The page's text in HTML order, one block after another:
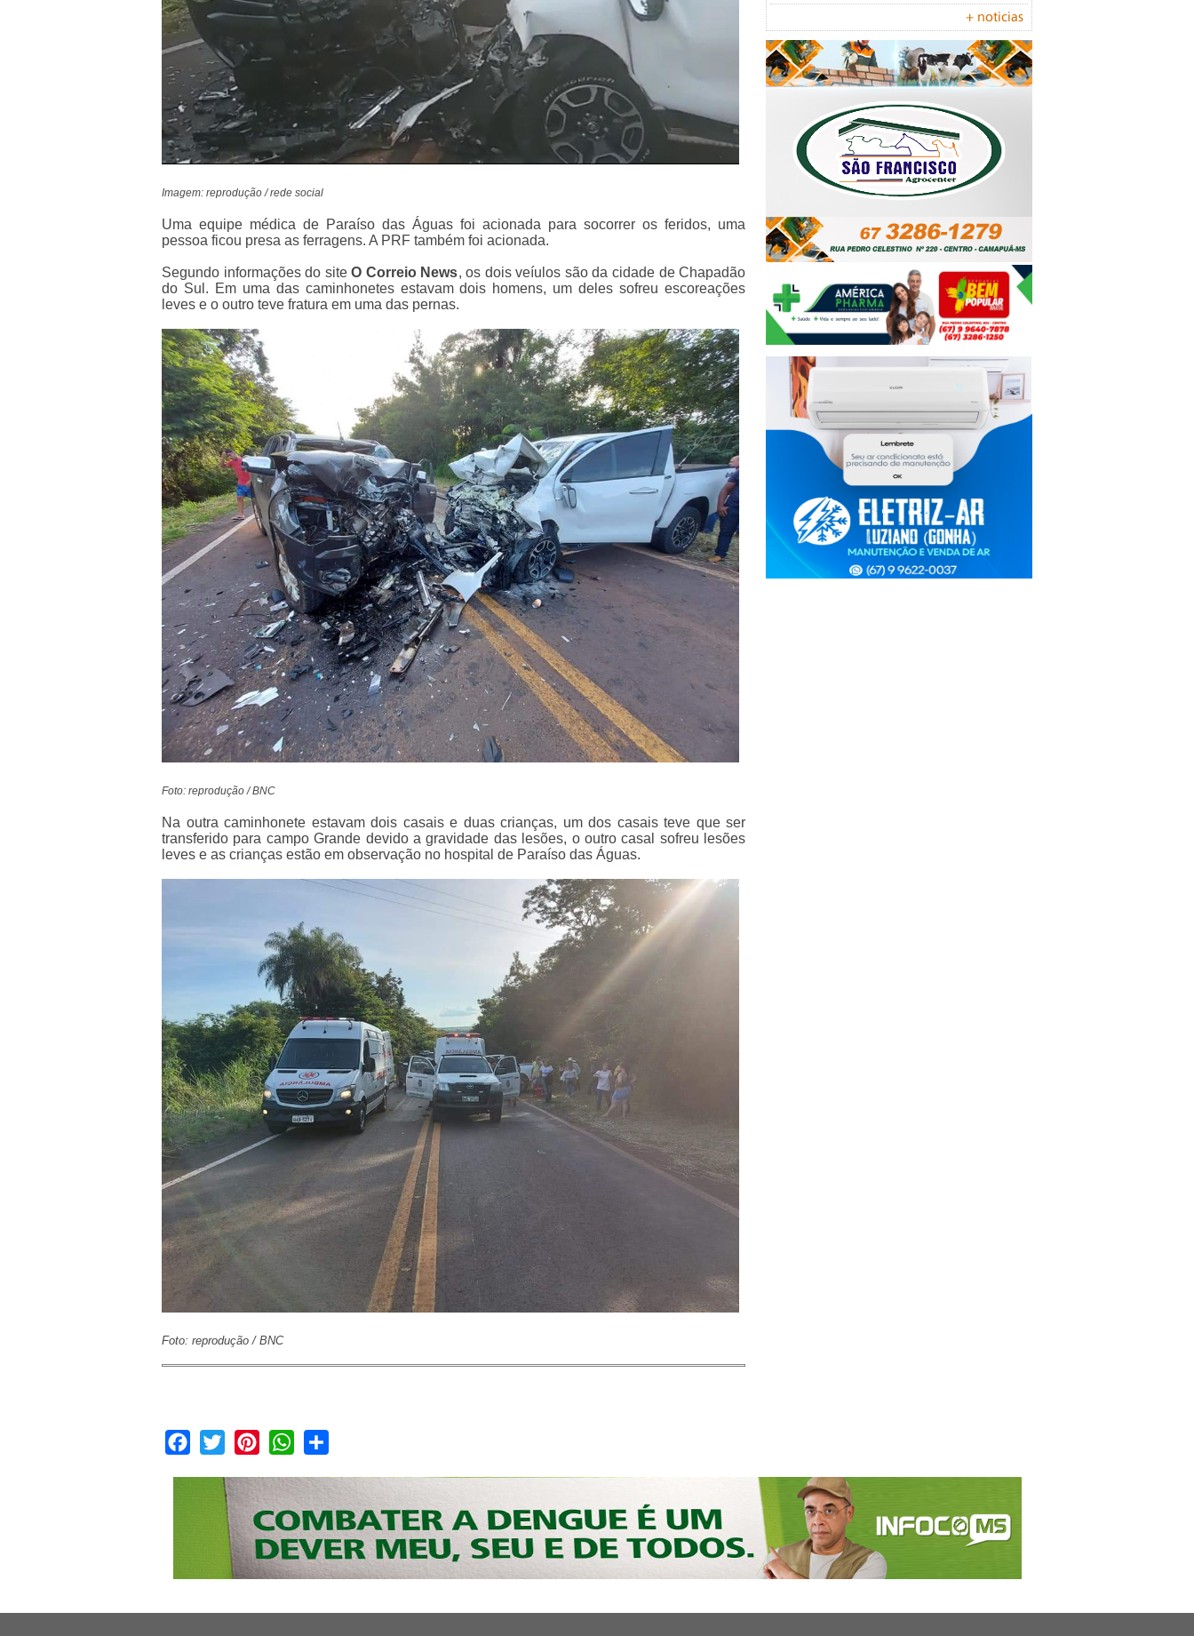
+ noticias
Imagem: reprodução / rede social
Uma equipe médica de Paraíso das Águas foi acionada para socorrer os feridos, uma
pessoa ficou presa as ferragens. A PRF também foi acionada.
Segundo informações do siteO Correio News, os dois veíulos são da cidade de Chapadão
do Sul. Em uma das caminhonetes estavam dois homens, um deles sofreu escoreações
leves e o outro teve fratura em uma das pernas.
Foto: reprodução / BNC
Na outra caminhonete estavam dois casais e duas crianças, um dos casais teve que ser
transferido para campo Grande devido a gravidade das lesões, o outro casal sofreu lesões
leves e as crianças estão em observação no hospital de Paraíso das Águas.
Foto: reprodução / BNC
Facebook
Twitter PinterestWhatsApp